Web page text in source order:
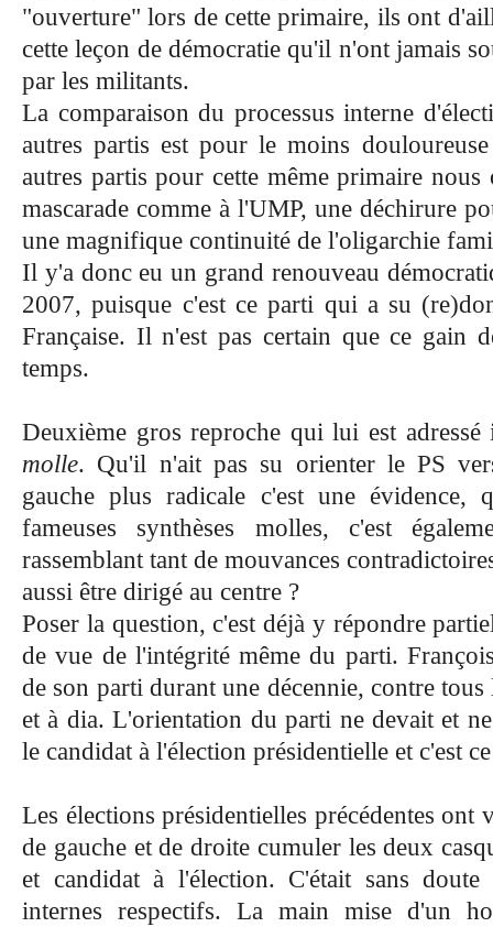
"ouverture" lors de cette primaire, ils ont
cette leçon de démocratie qu'il n'ont jamais
par les militants.
La comparaison du processus interne
autres partis est pour le moins
autres partis pour cette même primaire
mascarade comme à l'UMP, une déchirure
une magnifique continuité de l'oligarchie
Il y'a donc eu un grand renouveau
2007, puisque c'est ce parti qui a su
Française. Il n'est pas certain que ce gain
temps.
Deuxième gros reproche qui lui est
molle. Qu'il n'ait pas su orienter le PS
gauche plus radicale c'est une évidence,
fameuses synthèses molles, c'est
rassemblant tant de mouvances
aussi être dirigé au centre ?
Poser la question, c'est déjà y répondre
de vue de l'intégrité même du parti.
de son parti durant une décennie, contre
et à dia. L'orientation du parti ne devait et
le candidat à l'élection présidentielle et c'est
Les élections présidentielles précédentes ont
de gauche et de droite cumuler les deux
et candidat à l'élection. C'était sans
internes respectifs. La main mise d'un